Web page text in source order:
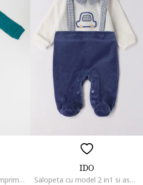
Salopeta cu botosei si imprimeu logo, Verde inchis
IDO
Salopeta cu model 2 in1 si aspect texturat de catifea, Alb fildes/Albastru